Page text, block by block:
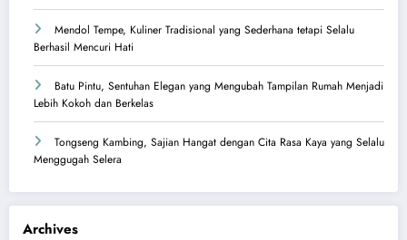
Mendol Tempe, Kuliner Tradisional yang Sederhana tetapi Selalu
Berhasil Mencuri Hati
Batu Pintu, Sentuhan Elegan yang Mengubah Tampilan Rumah Menjadi
Lebih Kokoh dan Berkelas
Tongseng Kambing, Sajian Hangat dengan Cita Rasa Kaya yang Selalu
Menggugah Selera
Archives